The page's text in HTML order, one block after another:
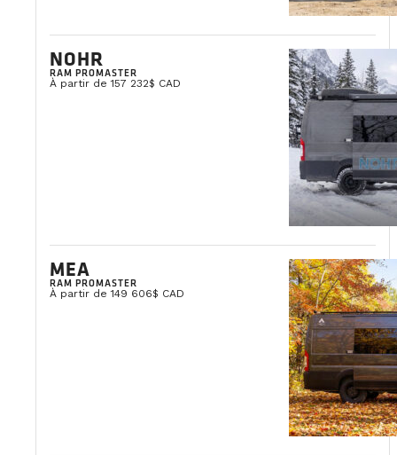
NOHR
RAM PROMASTER
À partir de 157 232$ CAD
MEA
RAM PROMASTER
À partir de 149 606$ CAD